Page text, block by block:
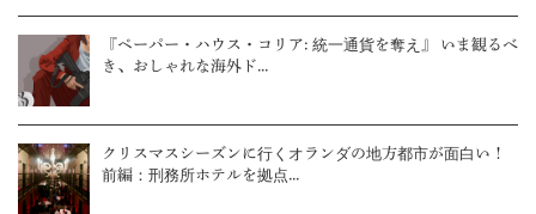
『ペーパー・ハウス・コリア: 統一通貨を奪え』 いま観るべ
き、おしゃれな海外ド...
クリスマスシーズンに行くオランダの地方都市が面白い！
前編：刑務所ホテルを拠点...